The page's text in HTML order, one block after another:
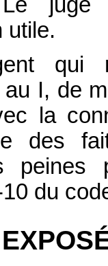
utile.
qui
I, de
la
des
peines
du